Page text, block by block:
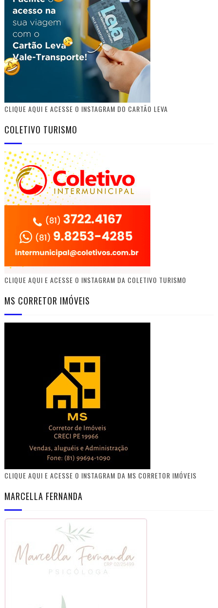
CLIQUE AQUI E ACESSE O INSTAGRAM DO CARTÃO LEVA
COLETIVO TURISMO
CLIQUE AQUI E ACESSE O INSTAGRAM DA COLETIVO TURISMO
MS CORRETOR IMÓVEIS
CLIQUE AQUI E ACESSE O INSTAGRAM DA MS CORRETOR IMÓVEIS
MARCELLA FERNANDA